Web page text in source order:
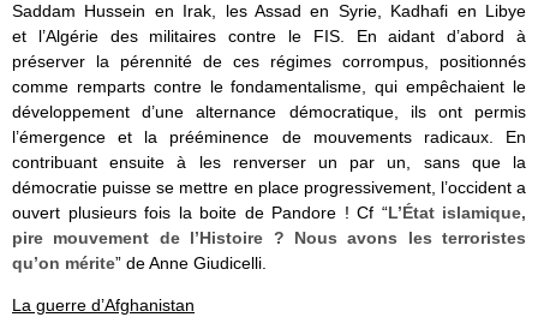
Saddam Hussein en Irak, les Assad en Syrie, Kadhafi en Libye
et l’Algérie des militaires contre le FIS. En aidant d’abord à
préserver la pérennité de ces régimes corrompus, positionnés
comme remparts contre le fondamentalisme, qui empêchaient le
développement d’une alternance démocratique, ils ont permis
l’émergence et la prééminence de mouvements radicaux. En
contribuant ensuite à les renverser un par un, sans que la
démocratie puisse se mettre en place progressivement, l’occident a
ouvert plusieurs fois la boite de Pandore ! Cf “L’État islamique,
pire mouvement de l’Histoire ? Nous avons les terroristes
qu’on mérite” de Anne Giudicelli.
La guerre d’Afghanistan